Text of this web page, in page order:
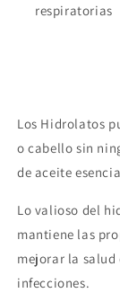
respiratorias
Los Hidrolatos
o cabello sin
de aceite
Lo valioso del
mantiene las
mejorar la
infecciones.